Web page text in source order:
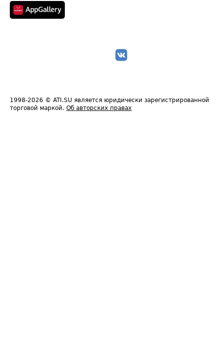
1998-2026 © ATI.SU является юридически зарегистрированной
торговой маркой. Об авторских правах